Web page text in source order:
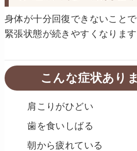
身体が十分回復できないことで
緊張状態が続きやすくなります
こんな症状あり
肩こりがひどい
歯を食いしばる
朝から疲れている